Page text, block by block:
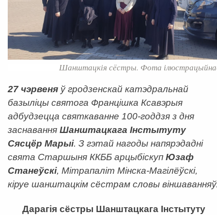
Шанштацкія сёстры. Фота
27 чэрвеня ў гродзенскай катэдральнай
базыліцы святога Францішка Ксавэрыя
адбудзецца святкаванне 100-годдзя з дня
заснавання Шанштацкага Інстытуту
Сясцёр Марыі. З гэтай нагоды напярэдадні
свята Старшыня ККББ арцыбіскуп Юзаф
Станеўскі, Мітрапаліт Мінска-Магілёўскі,
кіруе шанштацкім сёстрам словы
Дарагія сёстры Шанштацкага Інстытуту